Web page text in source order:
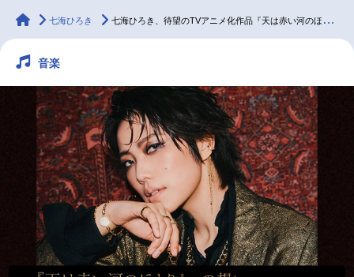
ラジオ
2.5次元 配信・Vtuber トレンド 無料マンガ
最新記事一覧
アニメ記事一覧 声優記事一覧
アニメ映画一覧 実写化映画一覧
今期アニメ曜日別一覧
animateTimes
七海ひろき 七海ひろき、待望のTVアニメ化作品『天は赤い河のほとり』への想いを大いに語る！
音楽